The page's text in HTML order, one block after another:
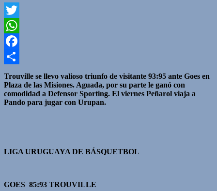
Twitter
WhatsApp
Facebook
Compartir
Trouville se llevo valioso triunfo de visitante 93:95 ante Goes en
Plaza de las Misiones. Aguada, por su parte le ganó con
comodidad a Defensor Sporting. El viernes Peñarol viaja a
Pando para jugar con Urupan.
LIGA URUGUAYA DE BÁSQUETBOL
GOES 85:93 TROUVILLE